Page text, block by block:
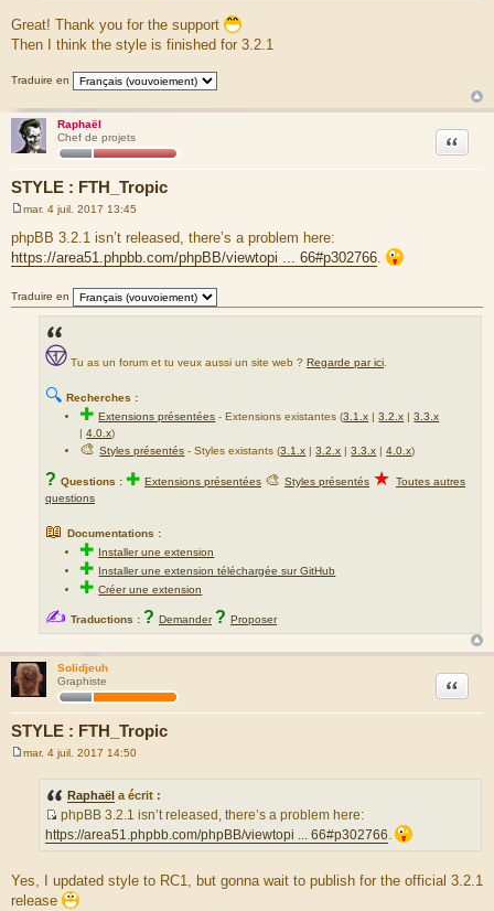
u
r
d
u
m
e
s
s
a
g
e
Great! Thank you for the support
Then I think the style is finished for 3.2.1
Traduire en
Raphaël
Chef de projets
STYLE : FTH_Tropic
Citation
s
s
e
mar. 4 juil. 2017 13:45
phpBB 3.2.1 isn’t released, there’s a problem here:
https://area51.phpbb.com/phpBB/viewtopi ... 66#p302766
Traduire en
Tu as un forum et tu veux aussi un site web ? Regarde par ici.
🔍 Recherches :
✚Extensions présentées -Extensions existantes (3.1.x |3.2.x |3.3.x
|4.0.x)
🎨Styles présentés - Styles existants (3.1.x |3.2.x |3.3.x |4.0.x)
? Questions : ✚ Extensions présentées 🎨 Styles présentés ★ Toutes autres
questions
📖 Documentations :
✚ Installer une extension
✚ Installer une extension téléchargée sur GitHub
✚Créer une extension
✍ Traductions : ? Demander ? Proposer
Solidjeuh
Graphiste
STYLE : FTH_Tropic
Citation
mar. 4 juil. 2017 14:50
Raphaël a écrit :
S
o
r
phpBB 3.2.1 isn’t released, there’s a problem here:
https://area51.phpbb.com/phpBB/viewtopi ... 66#p302766
Yes, I updated style to RC1, but gonna wait to publish for the official 3.2.1
release